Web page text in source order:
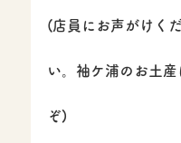
(店員にお声がけく
い。袖ケ浦のお土産
ぞ)